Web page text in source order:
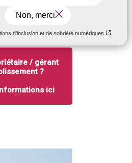
Esri, i-cubed, USDA, USGS, AEX,
IGP, UPR-EGP, and the GIS User
/ gérant
?
ici